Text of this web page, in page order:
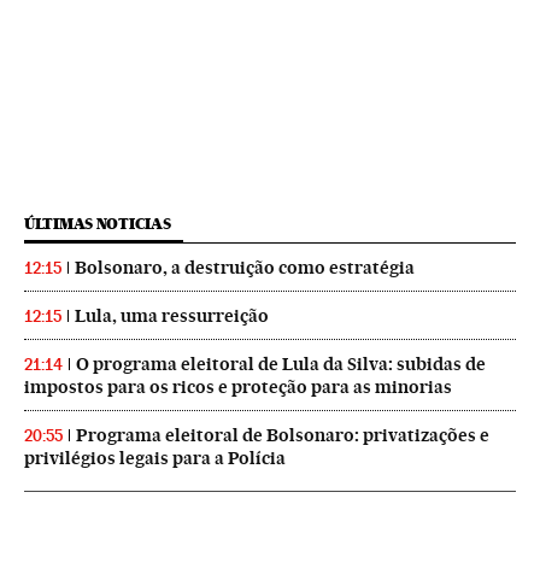
ÚLTIMAS NOTICIAS
12:15 Bolsonaro, a destruição como estratégia
12:15 Lula, uma ressurreição
21:14
O programa eleitoral de Lula da Silva: subidas de
impostos para os ricos e proteção para as minorias
20:55
Programa eleitoral de Bolsonaro: privatizações e
privilégios legais para a Polícia